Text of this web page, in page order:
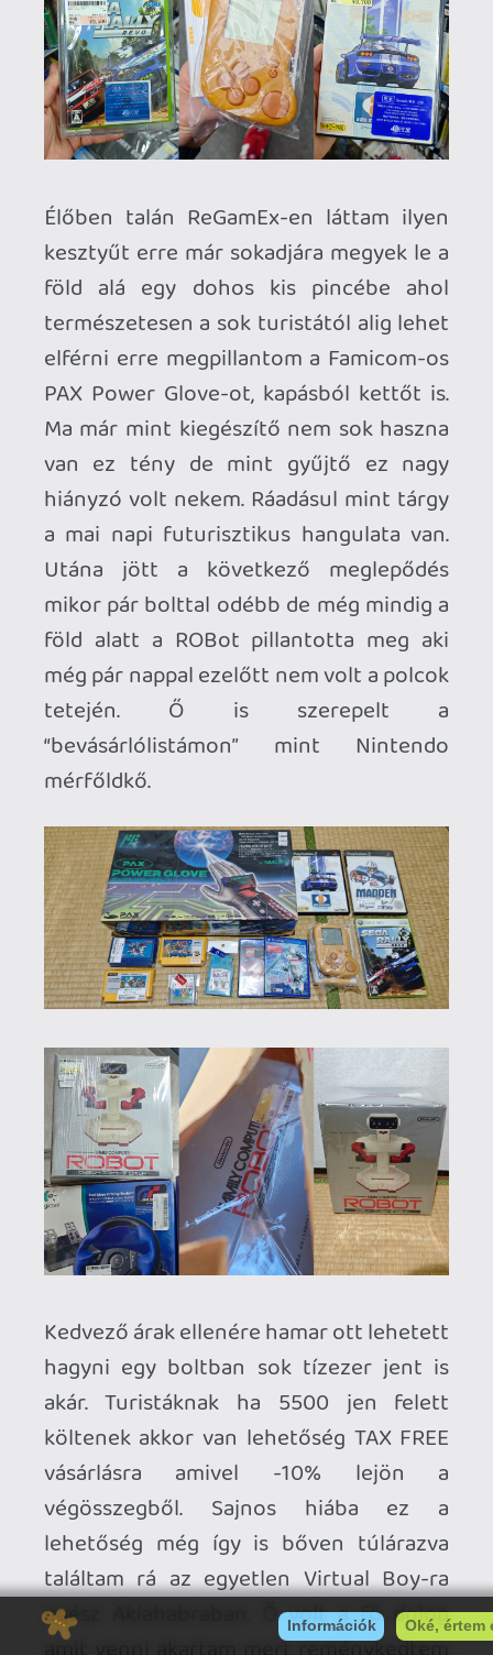
Célirányosan kerestem a csak itt
fellelhető Zelda-s és retro kontrollerek
részleteit tartalmazó gacha-kat. Másik
fontos cél az a Nintendo World
Championships NES Special Edition volt.
EU-s kiadás megvan de az elég szerény a
Joy-Con-ok miatt. Türelmesen kiálltam
mindenért a sort és végül mindenből
jutott nekem.
Hazafelé aggódtam ,hogy a jól megpakolt
bőröndök egyben és hiánytalanul
érjenek majd földet Ferihegyen.
Shanghaiban volt az átszállás és a kínai
biztonságiakról nem sok jót hallottam.
Elég szigorúak, ezért nem csak az
akkumulátoros, elemes dolgokat
pakoltam be a kézipoggyászba hanem
amennyi elektronikát tartalmazó eszközt
R.O.B.-ot és a kesztyűt esélytelen volt így
azért volt izgulás hazáig. Ráadásul úgy
,hogy egy bakelit lemezt is vettem.
Szerencsére minden egyben
megérkezett de sajnos pár dolgon kisebb
megnyomodások lettek de semmi
komoly.
videojátékos és elvakult gyűjtő. Első
utam volt Japánba de már most azon
gondolkodok ,hogy mikor tudnék újra
kimenni. Élveztem Akihabara minden
percét, keresést, kutakodást és ez a kb. 4
nap hamar elrohant ott. Ezen felül persze
a “kötelező” látványosságokra és
programokra is jutott idő de bőven
maradt felfedezni való az országban.
gyűjteményembe még van pár hiányzó
amit bízok benne legközelebb meg
tudok szerezni.